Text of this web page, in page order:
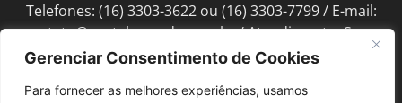
Gerenciar Consentimento de Cookies
Para fornecer as melhores experiências, usamos
Telefones: (16) 3303-3622 ou (16) 3303-7799 / E-mail:
contato@portalmorada.com.br/ Atendimento: Seg a
Sex das 8h às 18h / Endereço: Av. Bento de Abreu, 889